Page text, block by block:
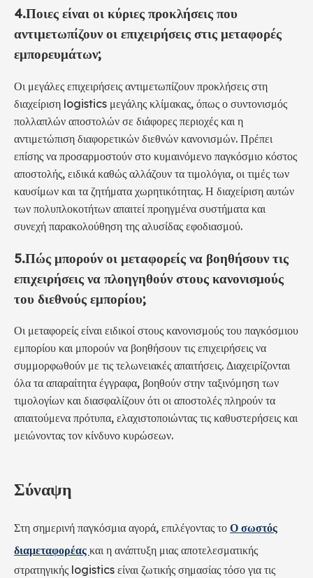
4.Ποιες είναι οι κύριες προκλήσεις που
αντιμετωπίζουν οι επιχειρήσεις στις μεταφορές
εμπορευμάτων;
Οι μεγάλες επιχειρήσεις αντιμετωπίζουν προκλήσεις στη
διαχείριση logistics μεγάλης κλίμακας, όπως ο συντονισμός
πολλαπλών αποστολών σε διάφορες περιοχές και η
αντιμετώπιση διαφορετικών διεθνών κανονισμών. Πρέπει
επίσης να προσαρμοστούν στο κυμαινόμενο παγκόσμιο κόστος
αποστολής, ειδικά καθώς αλλάζουν τα τιμολόγια, οι τιμές των
καυσίμων και τα ζητήματα χωρητικότητας. Η διαχείριση αυτών
των πολυπλοκοτήτων απαιτεί προηγμένα συστήματα και
συνεχή παρακολούθηση της αλυσίδας εφοδιασμού.
5.Πώς μπορούν οι μεταφορείς να βοηθήσουν τις
επιχειρήσεις να πλοηγηθούν στους κανονισμούς
του διεθνούς εμπορίου;
Οι μεταφορείς είναι ειδικοί στους κανονισμούς του παγκόσμιου
εμπορίου και μπορούν να βοηθήσουν τις επιχειρήσεις να
συμμορφωθούν με τις τελωνειακές απαιτήσεις. Διαχειρίζονται
όλα τα απαραίτητα έγγραφα, βοηθούν στην ταξινόμηση των
τιμολογίων και διασφαλίζουν ότι οι αποστολές πληρούν τα
απαιτούμενα πρότυπα, ελαχιστοποιώντας τις καθυστερήσεις και
μειώνοντας τον κίνδυνο κυρώσεων.
Σύναψη
Στη σημερινή παγκόσμια αγορά, επιλέγοντας το Ο σωστός
διαμεταφορέας και η ανάπτυξη μιας αποτελεσματικής
στρατηγικής logistics είναι ζωτικής σημασίας τόσο για τις